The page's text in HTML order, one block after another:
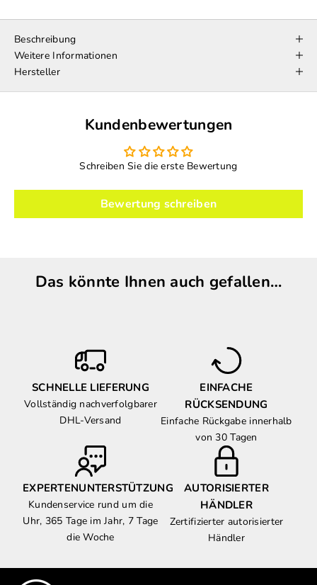
Beschreibung
Weitere Informationen
Hersteller
Kundenbewertungen
Schreiben Sie die erste Bewertung
Bewertung schreiben
Das könnte Ihnen auch gefallen…
SCHNELLE LIEFERUNG
Vollständig nachverfolgbarer
DHL-Versand
EINFACHE
RÜCKSENDUNG
Einfache Rückgabe innerhalb
von 30 Tagen
EXPERTENUNTERSTÜTZUNG
Kundenservice rund um die
Uhr, 365 Tage im Jahr, 7 Tage
die Woche
AUTORISIERTER
HÄNDLER
Zertifizierter autorisierter
Händler